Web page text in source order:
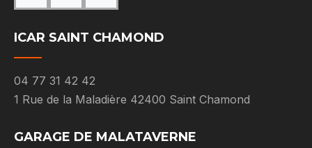
ICAR SAINT CHAMOND
04 77 31 42 42
1 Rue de la Maladière 42400 Saint Chamond
GARAGE DE MALATAVERNE